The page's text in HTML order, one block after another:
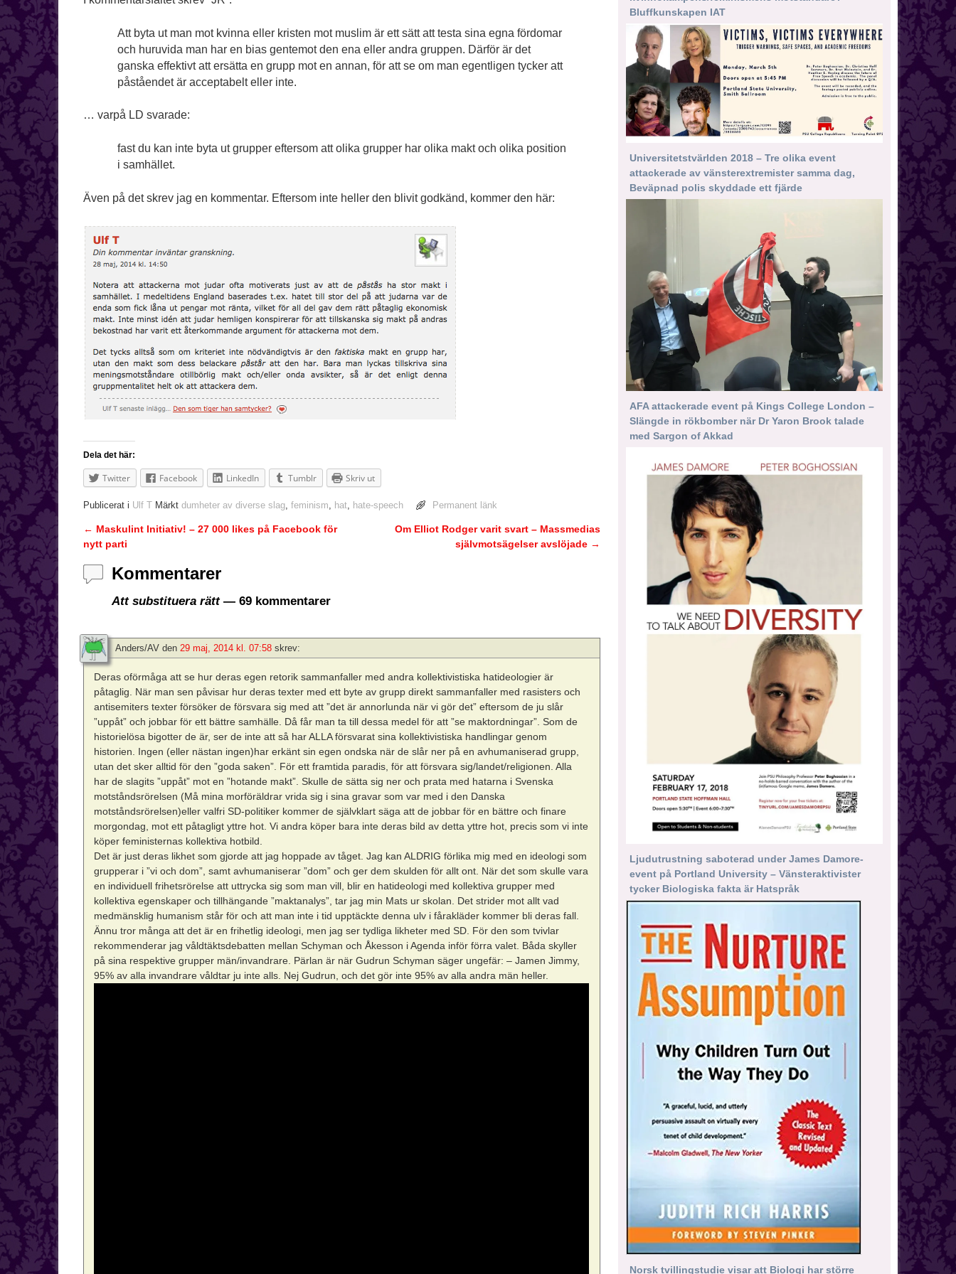
Att byta ut man mot kvinna eller kristen mot muslim är ett sätt att testa sina egna fördomar
och huruvida man har en bias gentemot den ena eller andra gruppen. Därför är det
ganska effektivt att ersätta en grupp mot en annan, för att se om man egentligen tycker att
påståendet är acceptabelt eller inte.
… varpå LD svarade:
fast du kan inte byta ut grupper eftersom att olika grupper har olika makt och olika position
i samhället.
Även på det skrev jag en kommentar. Eftersom inte heller den blivit godkänd, kommer den här:
Dela det här:
Twitter Facebook LinkedIn Tumblr Skriv ut
Publicerat i Ulf T Märkt dumheter av diverse slag, feminism, hat, hate-speech Permanent länk
Inläggsnavigering
← Maskulint Initiativ! – 27 000 likes på Facebook för
nytt parti
Om Elliot Rodger varit svart – Massmedias
självmotsägelser avslöjade →
Kommentarer
Att substituera rätt— 69 kommentarer
Anders/AV den 29 maj, 2014 kl. 07:58 skrev:
Deras oförmåga att se hur deras egen retorik sammanfaller med andra kollektivistiska hatideologier är
påtaglig. När man sen påvisar hur deras texter med ett byte av grupp direkt sammanfaller med rasisters och
antisemiters texter försöker de försvara sig med att ”det är annorlunda när vi gör det” eftersom de ju slår
”uppåt” och jobbar för ett bättre samhälle. Då får man ta till dessa medel för att ”se maktordningar”. Som de
historielösa bigotter de är, ser de inte att så har ALLA försvarat sina kollektivistiska handlingar genom
historien. Ingen (eller nästan ingen)har erkänt sin egen ondska när de slår ner på en avhumaniserad grupp,
utan det sker alltid för den ”goda saken”. För ett framtida paradis, för att försvara sig/landet/religionen. Alla
har de slagits ”uppåt” mot en ”hotande makt”. Skulle de sätta sig ner och prata med hatarna i Svenska
motståndsrörelsen (Må mina morföräldrar vrida sig i sina gravar som var med i den Danska
motståndsrörelsen)eller valfri SD-politiker kommer de självklart säga att de jobbar för en bättre och finare
morgondag, mot ett påtagligt yttre hot. Vi andra köper bara inte deras bild av detta yttre hot, precis som vi inte
köper feministernas kollektiva hotbild.
Det är just deras likhet som gjorde att jag hoppade av tåget. Jag kan ALDRIG förlika mig med en ideologi som
grupperar i ”vi och dom”, samt avhumaniserar ”dom” och ger dem skulden för allt ont. När det som skulle vara
en individuell frihetsrörelse att uttrycka sig som man vill, blir en hatideologi med kollektiva grupper med
kollektiva egenskaper och tillhängande ”maktanalys”, tar jag min Mats ur skolan. Det strider mot allt vad
medmänsklig humanism står för och att man inte i tid upptäckte denna ulv i fårakläder kommer bli deras fall.
Ännu tror många att det är en frihetlig ideologi, men jag ser tydliga likheter med SD. För den som tvivlar
rekommenderar jag våldtäktsdebatten mellan Schyman och Åkesson i Agenda inför förra valet. Båda skyller
på sina respektive grupper män/invandrare. Pärlan är när Gudrun Schyman säger ungefär: – Jamen Jimmy,
95% av alla invandrare våldtar ju inte alls. Nej Gudrun, och det gör inte 95% av alla andra män heller.
Bluffkunskapen IAT
Universitetstvärlden 2018 – Tre olika event
attackerade av vänsterextremister samma dag,
Beväpnad polis skyddade ett fjärde
AFA attackerade event på Kings College London –
Slängde in rökbomber när Dr Yaron Brook talade
med Sargon of Akkad
Ljudutrustning saboterad under James Damore-
event på Portland University – Vänsteraktivister
tycker Biologiska fakta är Hatspråk
Norsk tvillingstudie visar att Biologi har större